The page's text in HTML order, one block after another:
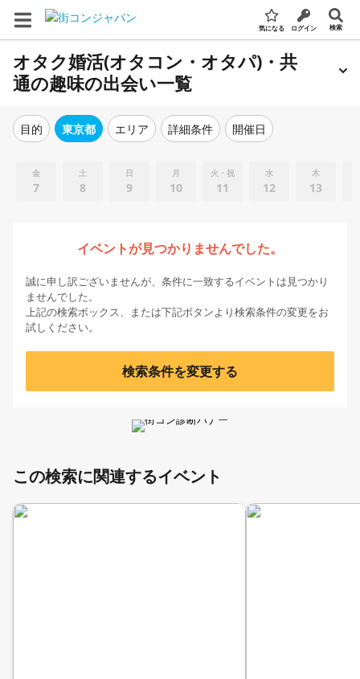
気になる ログイン 検索
オタク婚活(オタコン・オタパ)・共
通の趣味の出会い一覧
目的 東京都 エリア 詳細条件 開催日
金
7
土
8
日
9
月
10
火・祝
11
水
12
木
13
イベントが見つかりませんでした。
誠に申し訳ございませんが、条件に一致するイベントは見つかり
ませんでした。
上記の検索ボックス、または下記ボタンより検索条件の変更をお
試しください。
検索条件を変更する
この検索に関連するイベント